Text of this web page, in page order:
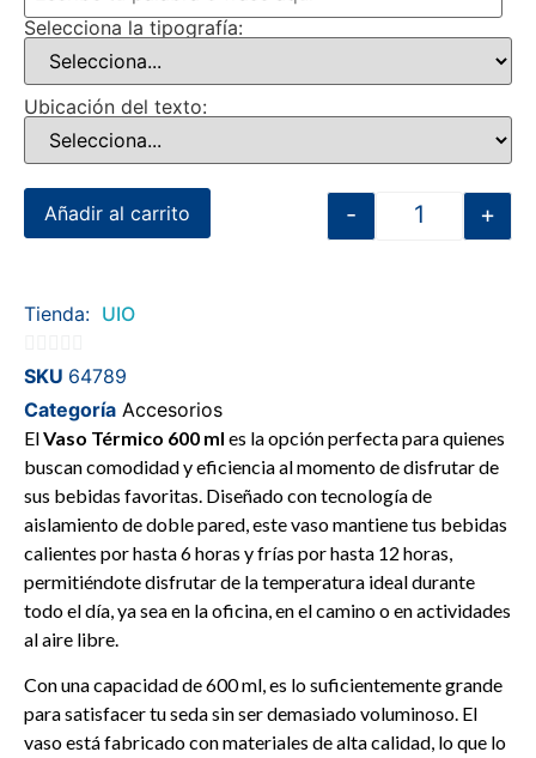
Selecciona la tipografía:
Ubicación del texto:
- +
Añadir al carrito
Tienda: UIO
0
de
5
SKU 64789
Categoría Accesorios
ElVaso Térmico 600 ml es la opción perfecta para quienes
buscan comodidad y eficiencia al momento de disfrutar de
sus bebidas favoritas. Diseñado con tecnología de
aislamiento de doble pared, este vaso mantiene tus bebidas
calientes por hasta 6 horas y frías por hasta 12 horas,
permitiéndote disfrutar de la temperatura ideal durante
todo el día, ya sea en la oficina, en el camino o en actividades
al aire libre.
Con una capacidad de 600 ml, es lo suficientemente grande
para satisfacer tu seda sin ser demasiado voluminoso. El
vaso está fabricado con materiales de alta calidad, lo que lo